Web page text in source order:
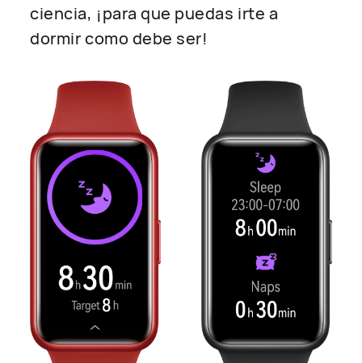
ciencia, ¡para que puedas irte a
dormir como debe ser!